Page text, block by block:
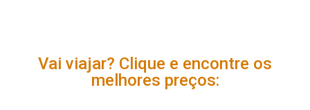
Vai viajar? Clique e encontre os
melhores preços: